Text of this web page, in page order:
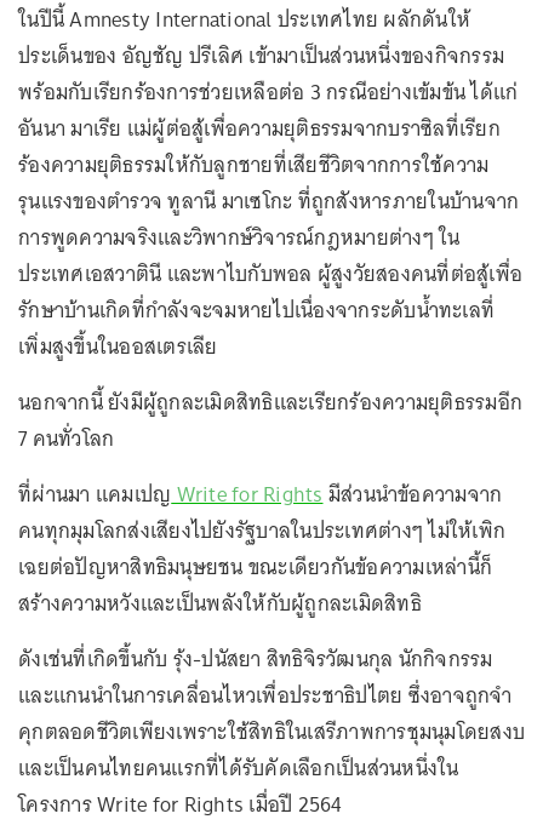
ในปีนี้ Amnesty International ประเทศไทย ผลักดันให้
ประเด็นของ อัญชัญ ปรีเลิศ เข้ามาเป็นส่วนหนึ่งของกิจกรรม
พร้อมกับเรียกร้องการช่วยเหลือต่อ 3 กรณีอย่างเข้มข้น ได้แก่
อันนา มาเรีย แม่ผู้ต่อสู้เพื่อความยุติธรรมจากบราซิลที่เรียก
ร้องความยุติธรรมให้กับลูกชายที่เสียชีวิตจากการใช้ความ
รุนแรงของตำรวจ ทูลานี มาเซโกะ ที่ถูกสังหารภายในบ้านจาก
การพูดความจริงและวิพากษ์วิจารณ์กฎหมายต่างๆ ใน
ประเทศเอสวาตินี และพาไบกับพอล ผู้สูงวัยสองคนที่ต่อสู้เพื่อ
รักษาบ้านเกิดที่กำลังจะจมหายไปเนื่องจากระดับน้ำทะเลที่
เพิ่มสูงขึ้นในออสเตรเลีย
นอกจากนี้ ยังมีผู้ถูกละเมิดสิทธิและเรียกร้องความยุติธรรมอีก
7 คนทั่วโลก
ที่ผ่านมา แคมเปญWrite for Rightsมีส่วนนำข้อความจาก
คนทุกมุมโลกส่งเสียงไปยังรัฐบาลในประเทศต่างๆ ไม่ให้เพิก
เฉยต่อปัญหาสิทธิมนุษยชน ขณะเดียวกันข้อความเหล่านี้ก็
สร้างความหวังและเป็นพลังให้กับผู้ถูกละเมิดสิทธิ
ดังเช่นที่เกิดขึ้นกับ รุ้ง-ปนัสยา สิทธิจิรวัฒนกุล นักกิจกรรม
และแกนนำในการเคลื่อนไหวเพื่อประชาธิปไตย ซึ่งอาจถูกจำ
คุกตลอดชีวิตเพียงเพราะใช้สิทธิในเสรีภาพการชุมนุมโดยสงบ
และเป็นคนไทยคนแรกที่ได้รับคัดเลือกเป็นส่วนหนึ่งใน
โครงการ Write for Rights เมื่อปี 2564